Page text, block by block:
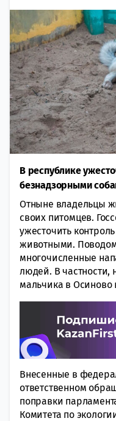
В республике
безнадзорными
Отныне владельцы
своих питомцев.
ужесточить
животными. Поводом
многочисленные
людей. В частности,
мальчика в Осиново
Внесенные в
ответственном
поправки
Комитета по